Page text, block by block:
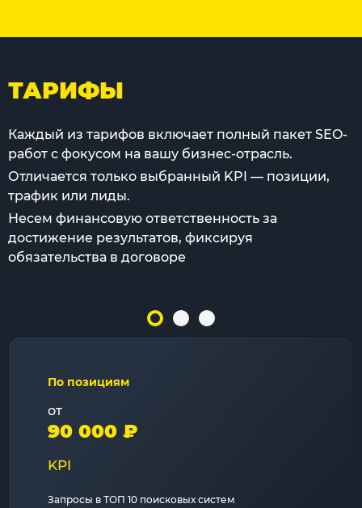
ТАРИФЫ
Каждый из тарифов включает полный пакет SEO-
работ с фокусом на вашу бизнес-отрасль.
Отличается только выбранный KPI — позиции,
трафик или лиды.
Несем финансовую ответственность за
достижение результатов, фиксируя
обязательства в договоре
По позициям
от
90 000 ₽
KPI
Запросы в ТОП 10 поисковых систем